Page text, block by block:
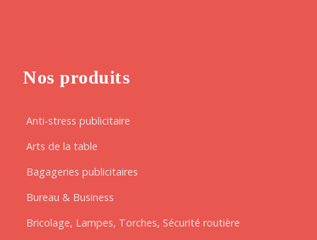
Nos produits
Anti-stress publicitaire
Arts de la table
Bagageries publicitaires
Bureau & Business
Bricolage, Lampes, Torches, Sécurité routière